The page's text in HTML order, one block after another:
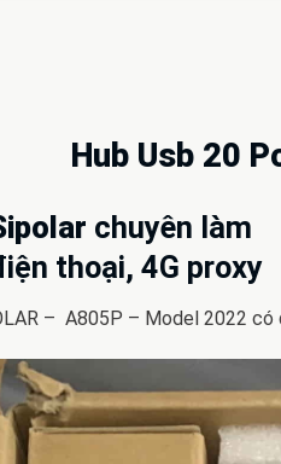
Hub Usb 20
chuyên làm
thoại, 4G proxy
– A805P – Model 2022